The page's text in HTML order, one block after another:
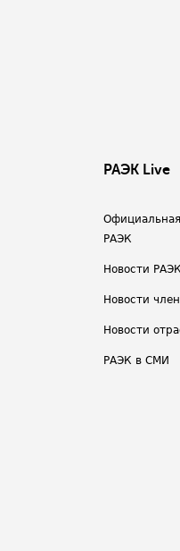
РАЭК Live
РАЭК
Новости РАЭК
Новости
Новости
РАЭК в СМИ